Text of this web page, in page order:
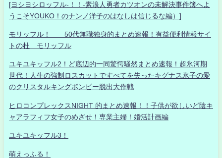
[ヨシヨシロッフル-！！-素浪人勇者カツオンの未解決事件簿へよ
うこそYOUKO！のナンノ洋子のはなしは信じるな編）]
モリッフル！ 50代無職独身的まとめ速報！有益便利情報サイ
トの杜 モリッフル
ユキユキッフル2！ど底辺的一同驚愕騒然まとめ速報！超氷河期
世代！人生の強制ロスカットですべてを失ったキグナス氷子の愛
のクリスタルキングボンビー脱出大作戦
ヒロコンプレックスNIGHT 的まとめ速報！！子供が欲しいど陰キ
ャアラフィフ女子のめざせ！専業主婦！婚活計画編
ユキユキッフル3！
萌えっふる！